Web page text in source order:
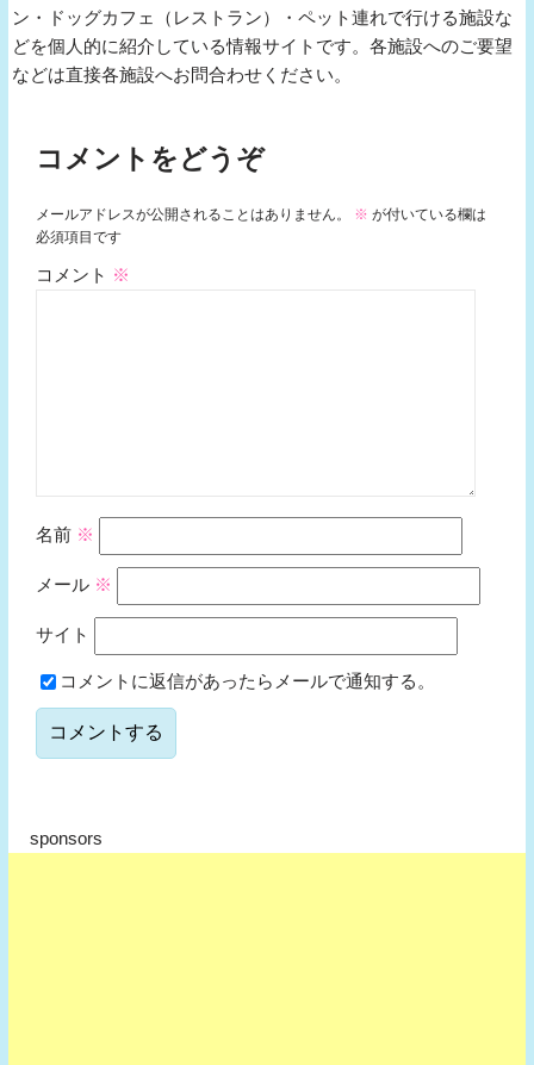
ン・ドッグカフェ（レストラン）・ペット連れで行ける施設な
どを個人的に紹介している情報サイトです。各施設へのご要望
などは直接各施設へお問合わせください。
コメントをどうぞ
メールアドレスが公開されることはありません。 ※ が付いている欄は
必須項目です
コメント ※
名前 ※
メール ※
サイト
コメントに返信があったらメールで通知する。
sponsors